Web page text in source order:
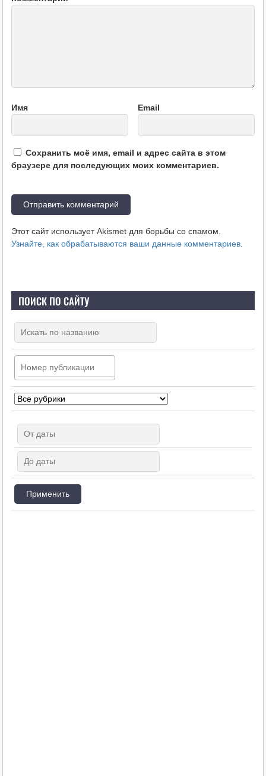
Имя Email
Сохранить моё имя, email и адрес сайта в этом
браузере для последующих моих комментариев.
Этот сайт использует Akismet для борьбы со спамом.
Узнайте, как обрабатываются ваши данные комментариев.
ПОИСК ПО САЙТУ